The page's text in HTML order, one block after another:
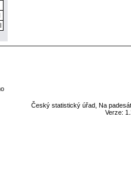
Český statistický úřad, Na
Verze: